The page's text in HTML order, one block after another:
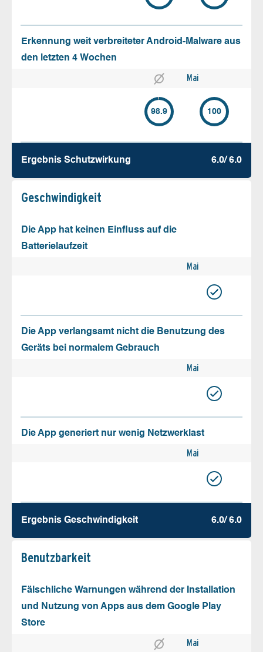
Erkennung weit verbreiteter Android-Malware aus
den letzten 4 Wochen
Mai
98.9 100
Ergebnis Schutz­wirkung 6.0/ 6.0
Geschw­indigkeit
Die App hat keinen Einfluss auf die
Batterielaufzeit
Mai
Die App verlangsamt nicht die Benutzung des
Geräts bei normalem Gebrauch
Mai
Die App generiert nur wenig Netzwerklast
Mai
Ergebnis Geschw­indigkeit 6.0/ 6.0
Benutz­barkeit
Fälschliche Warnungen während der Installation
und Nutzung von Apps aus dem Google Play
Store
Mai